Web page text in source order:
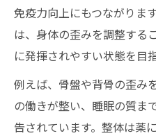
免疫力向上にもつながりま
は、身体の歪みを調整する
に発揮されやすい状態を目
例えば、骨盤や背骨の歪み
の働きが整い、睡眠の質ま
告されています。整体は薬